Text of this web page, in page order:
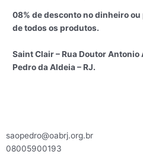
08% de desconto no dinheiro
de todos os produtos.
Saint Clair – Rua Doutor Antonio
Pedro da Aldeia – RJ.
saopedro@oabrj.org.br
08005900193